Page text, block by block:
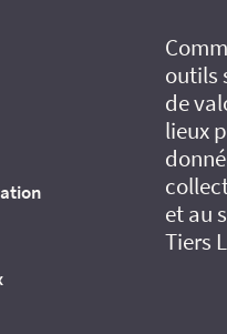
outils
de
lieux
et au
Tiers